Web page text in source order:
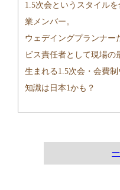
1.5次会というスタイル
業メンバー。
ウェデイングプランナー
ビス責任者として現場の
生まれる1.5次会・会費
知識は日本1かも？